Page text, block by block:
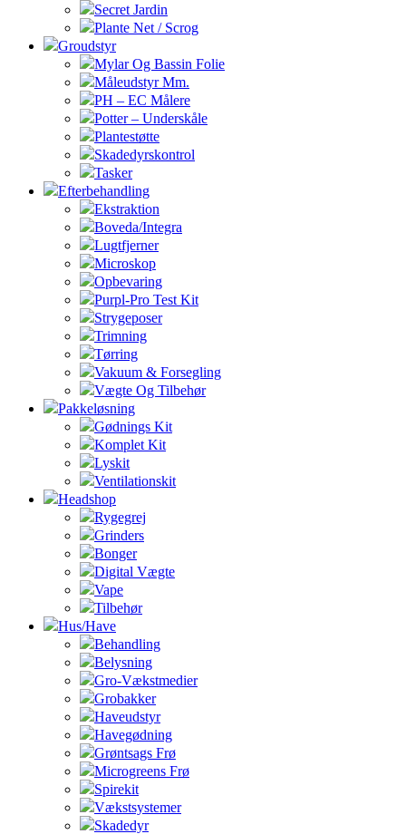
Secret Jardin
Plante Net / Scrog
Groudstyr
Mylar Og Bassin Folie
Måleudstyr Mm.
PH – EC Målere
Potter – Underskåle
Plantestøtte
Skadedyrskontrol
Tasker
Efterbehandling
Ekstraktion
Boveda/Integra
Lugtfjerner
Microskop
Opbevaring
Purpl-Pro Test Kit
Strygeposer
Trimning
Tørring
Vakuum & Forsegling
Vægte Og Tilbehør
Pakkeløsning
Gødnings Kit
Komplet Kit
Lyskit
Ventilationskit
Headshop
Rygegrej
Grinders
Bonger
Digital Vægte
Vape
Tilbehør
Hus/Have
Behandling
Belysning
Gro-Vækstmedier
Grobakker
Haveudstyr
Havegødning
Grøntsags Frø
Microgreens Frø
Spirekit
Vækstsystemer
Skadedyr